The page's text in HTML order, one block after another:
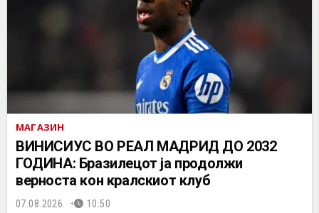
МАГАЗИН
ВИНИСИУС ВО РЕАЛ МАДРИД ДО 2032
ГОДИНА: Бразилецот ја продолжи
верноста кон кралскиот клуб
07.08.2026. 10:50